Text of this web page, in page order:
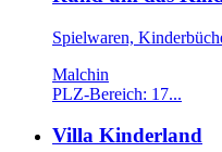
Spielwaren,
Malchin
PLZ-Bereich: 17...
Villa Kinderland